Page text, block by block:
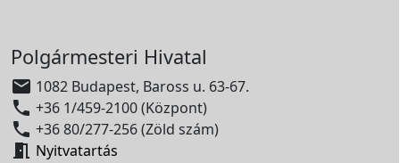
Polgármesteri Hivatal
 1082 Budapest, Baross u. 63-67.
 +36 1/459-2100 (Központ)
 +36 80/277-256 (Zöld szám)
 Nyitvatartás